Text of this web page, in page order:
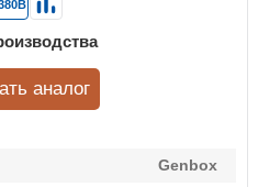
Genbox
аналог